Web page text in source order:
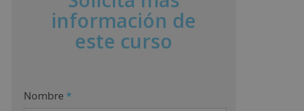
información de
este curso
Nombre *